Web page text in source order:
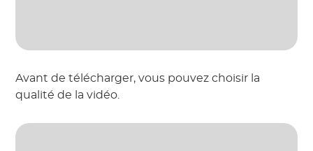
Avant de télécharger, vous pouvez choisir la
qualité de la vidéo.